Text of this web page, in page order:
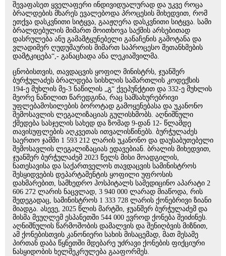
შევაფასეთ ყველაფერი ინდივიდუალურად და უკვე როცა
ბრალდების მხარეს ევალებოდა პროცესის მიხედვით, რომ
ეთქვა დასკვნითი სიტყვა, გააჟღერა დასკვნითი სიტყვა. სამი
ბრალდებულის მიმართ მოითხოვა საქმის არსებითად
დასრულება ანუ გამამტყუნებელი განაჩენის გამოტანა და
ვლადიმერ ღუდუშაურის მიმართ საპროცესო შეთანხმების
დამტკიცება“,- განაცხადა ანა ლეკიაშვილმა.
ცნობისთვის, თავდაცვის ყოფილ მინისტრს, ჯუანშერ
ბურჭულაძეს ბრალდება სისხლის სამართლის კოდექსის
194-ე მუხლის მე-3 ნაწილის „გ“ ქვეპუნქტით და 332-ე მუხლის
მეორე ნაწილით წარედგინა, რაც სამსახურებრივი
უფლებამოსილების ბოროტად გამოყენებასა და უკანონო
შემოსავლის ლეგალიზაციას გულისხმობს. აღნიშნული
ქმედება სასჯელის სახედ და ზომად 9-დან 12- წლამდე
თავისუფლების აღკვეთას ითვალისწინებს. ბურჭულაძეს
საერთო ჯამში 1 593 212 ლარის უკანონო და დაუსაბუთებელი
შემოსავლის ლეგალიზაციას ედავებიან. ბრალის მიხედვით,
ჯუანშერ ბურჭულაძემ 2023 წელს მისი მოადგილის,
ნათესავისა და საქართველოს თავდაცვის სამინისტროს
შესყიდვების დეპარტამენტის ყოფილი უფროსის
დახმარებით, სამხედრო ჰოსპიტალს სამედიცინო აპარატი 2
606 272 ლარის ნაცვლად, 3 940 000 ლარად მიაწოდა, რის
შედეგადაც, სამინისტროს 1 333 728 ლარის ქონებრივი ზიანი
მიადგა. ასევე, 2025 წლის მარტში, ჯუანშერ ბურჭულაძემ და
მისმა მეუღლემ ესპანეთში 544 000 ევროდ ქონება შეიძინეს.
აღნიშნულის წარმოშობის დამალვის და შენიღბვის მიზნით,
ამ ქონებისთვის კანონიერი სახის მისაცემად, მათ მესამე
პირთან დაბა წყნეთში მდებარე უძრავი ქონების ფიქციური
ნასყიდობის ხელშეკრულება გააფორმეს.